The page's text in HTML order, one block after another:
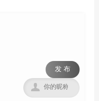
发 布
